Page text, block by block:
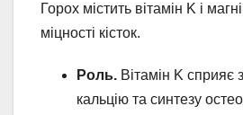
Горох містить вітамін K і
міцності кісток.
Роль. Вітамін K сприяє
кальцію та синтезу